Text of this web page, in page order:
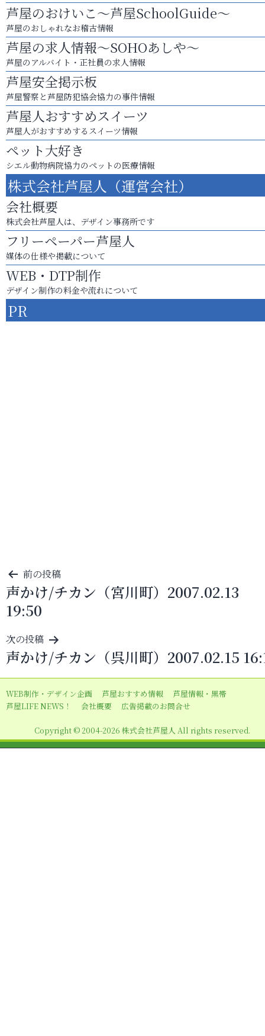
芦屋のおけいこ～芦屋SchoolGuide～
芦屋のおしゃれなお稽古情報
芦屋の求人情報～SOHOあしや～
芦屋のアルバイト・正社員の求人情報
芦屋安全掲示板
芦屋警察と芦屋防犯協会協力の事件情報
芦屋人おすすめスイーツ
芦屋人がおすすめするスイーツ情報
ペット大好き
シエル動物病院協力のペットの医療情報
株式会社芦屋人（運営会社）
会社概要
株式会社芦屋人は、デザイン事務所です
フリーペーパー芦屋人
媒体の仕様や掲載について
WEB・DTP制作
デザイン制作の料金や流れについて
PR
投
稿
ナ
ビ
ゲ
ー
シ
ョ
前の投稿
声かけ/チカン（宮川町）2007.02.13
19:50
次の投稿
声かけ/チカン（呉川町）2007.02.15
WEB制作・デザイン企画 芦屋おすすめ情報
芦屋情報・黒帯
芦屋LIFE NEWS！
会社概要 広告掲載のお問合せ
Copyright © 2004-2026 株式会社芦屋人 All rights reserved.